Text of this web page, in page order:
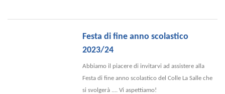
Festa di fine anno scolastico
2023/24
Abbiamo il piacere di invitarvi ad assistere alla
Festa di fine anno scolastico del Colle La Salle che
si svolgerà .... Vi aspettiamo!